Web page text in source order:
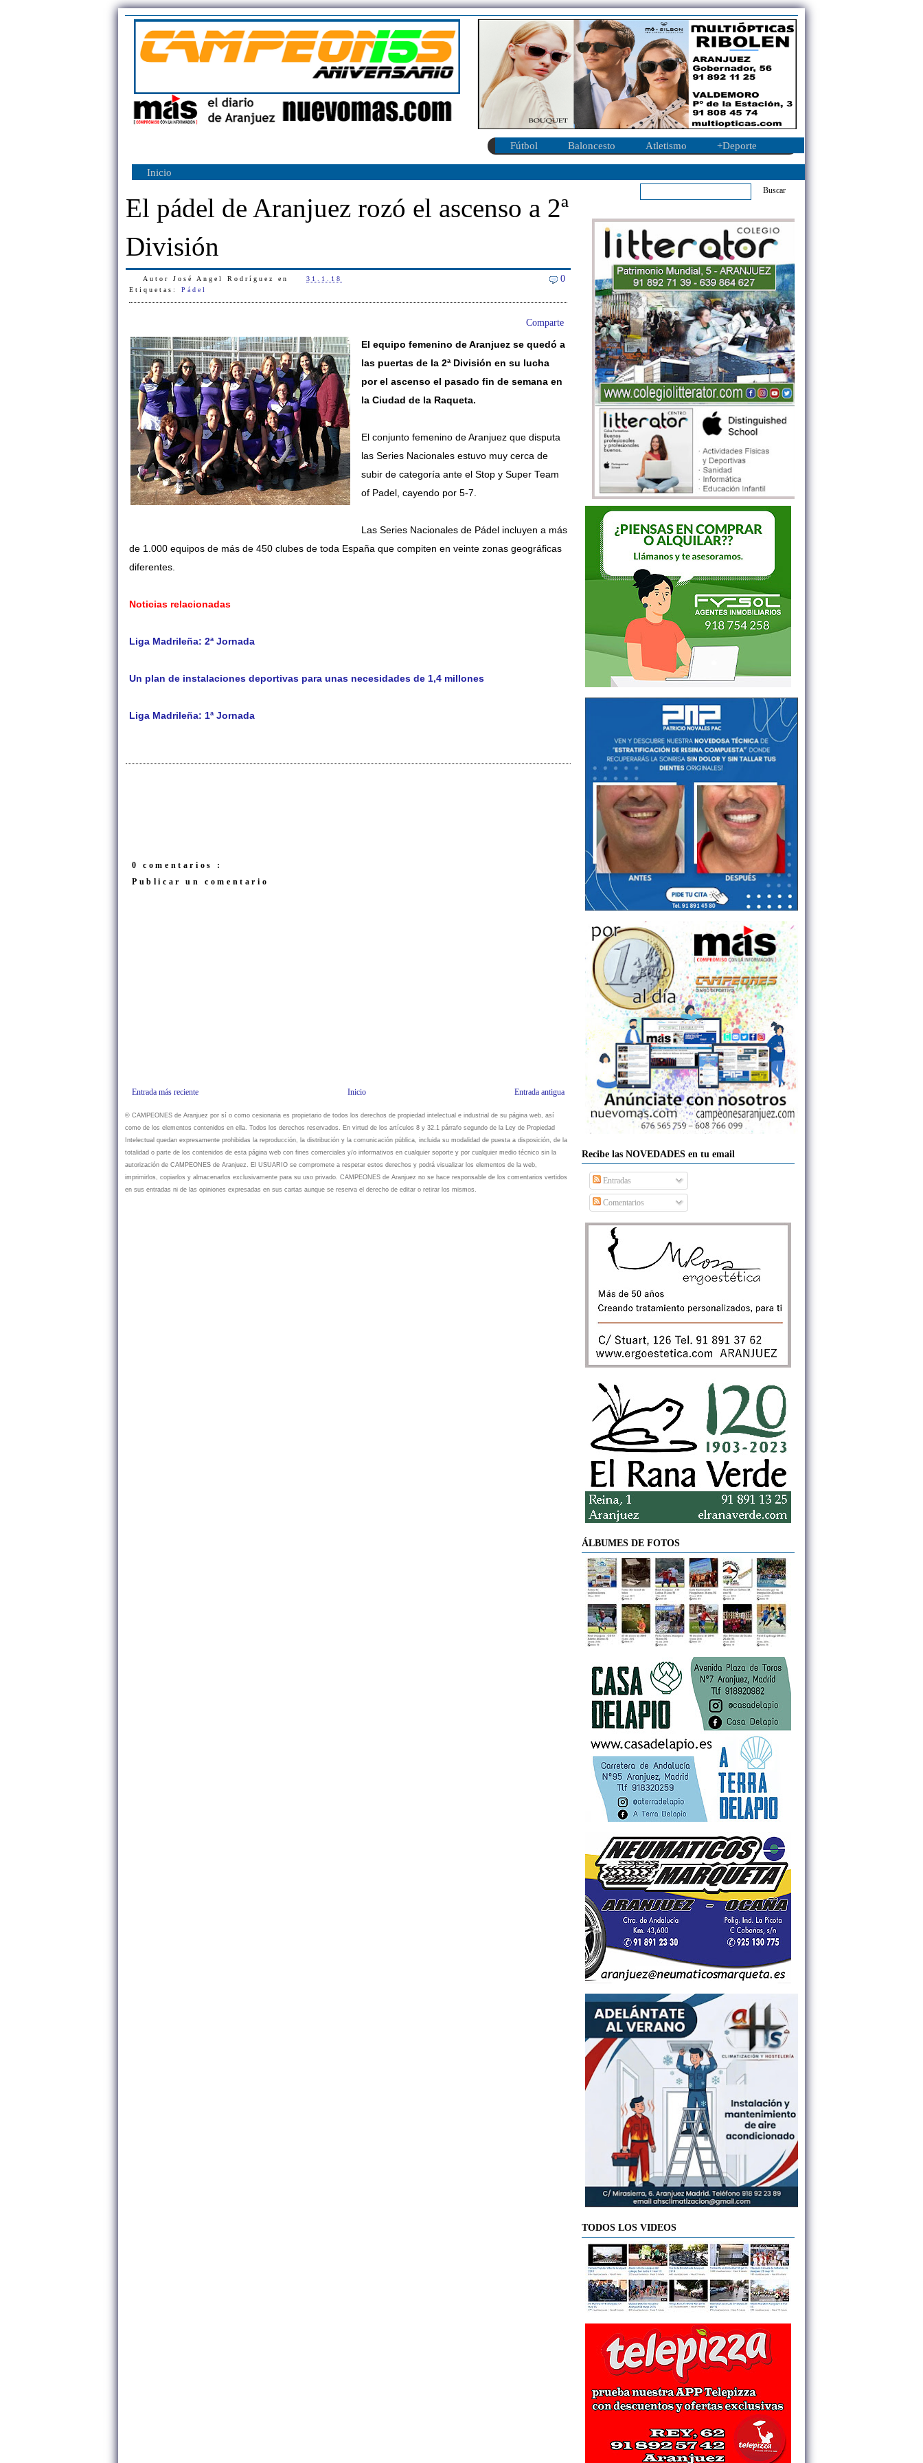
Fútbol Baloncesto Atletismo +Deporte
Inicio
El pádel de Aranjuez rozó el ascenso a 2ª
División
Autor José Angel Rodríguez en 31.1.18 0
Etiquetas: Pádel
Comparte
El equipo femenino de Aranjuez se quedó a
las puertas de la 2ª División en su lucha
por el ascenso el pasado fin de semana en
la Ciudad de la Raqueta.
El conjunto femenino de Aranjuez que disputa
las Series Nacionales estuvo muy cerca de
subir de categoría ante el Stop y Super Team
of Padel, cayendo por 5-7.
Las Series Nacionales de Pádel incluyen a más
de 1.000 equipos de más de 450 clubes de toda España que compiten en veinte zonas geográficas
diferentes.
Noticias relacionadas
Liga Madrileña: 2ª Jornada
Un plan de instalaciones deportivas para unas necesidades de 1,4 millones
Liga Madrileña: 1ª Jornada
0 comentarios :
Publicar un comentario
Entrada más reciente Entrada antigua
Inicio
© CAMPEONES de Aranjuez por sí o como cesionaria es propietario de todos los derechos de propiedad intelectual e industrial de su página web, así
como de los elementos contenidos en ella. Todos los derechos reservados. En virtud de los artículos 8 y 32.1 párrafo segundo de la Ley de Propiedad
Intelectual quedan expresamente prohibidas la reproducción, la distribución y la comunicación pública, incluida su modalidad de puesta a disposición, de la
totalidad o parte de los contenidos de esta página web con fines comerciales y/o informativos en cualquier soporte y por cualquier medio técnico sin la
autorización de CAMPEONES de Aranjuez. El USUARIO se compromete a respetar estos derechos y podrá visualizar los elementos de la web,
imprimirlos, copiarlos y almacenarlos exclusivamente para su uso privado. CAMPEONES de Aranjuez no se hace responsable de los comentarios vertidos
en sus entradas ni de las opiniones expresadas en sus cartas aunque se reserva el derecho de editar o retirar los mismos.
Recibe las NOVEDADES en tu email
Entradas
Comentarios
ÁLBUMES DE FOTOS
TODOS LOS VIDEOS